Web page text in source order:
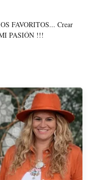
FAVORITOS... Crear
PASIÓN !!!